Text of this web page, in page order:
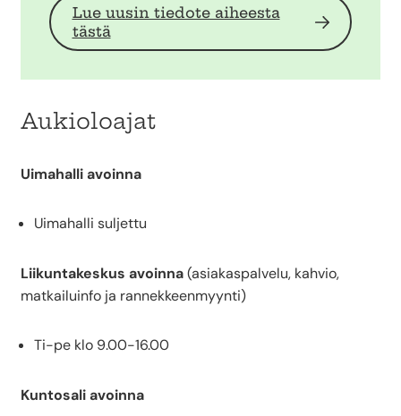
Lue uusin tiedote aiheesta
tästä
Aukioloajat
Uimahalli avoinna
Uimahalli suljettu
Liikuntakeskus avoinna(asiakaspalvelu, kahvio,
matkailuinfo ja rannekkeenmyynti)
Ti-pe klo 9.00-16.00
Kuntosali avoinna